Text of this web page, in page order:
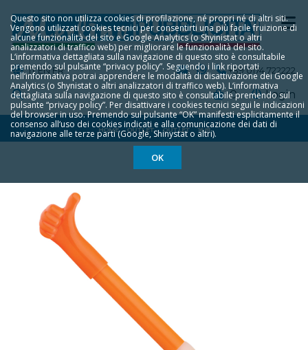
Questo sito non utilizza cookies di profilazione, né propri né di altri siti.
Vengono utilizzati cookies tecnici per consentirti una più facile fruizione di
alcune funzionalità del sito e Google Analytics (o Shyinistat o altri
analizzatori di traffico web) per migliorare le funzionalità del sito.
L‘informativa dettagliata sulla navigazione di questo sito è consultabile
premendo sul pulsante “privacy policy”. Seguendo i link riportati
nell‘informativa potrai apprendere le modalità di disattivazione dei Google
Analytics (o Shynistat o altri analizzatori di traffico web). L‘informativa
dettagliata sulla navigazione di questo sito è consultabile premendo sul
pulsante “privacy policy”. Per disattivare i cookies tecnici segui le indicazioni
del browser in uso. Premendo sul pulsante “OK” manifesti esplicitamente il
consenso all‘uso dei cookies indicati e alla comunicazione dei dati di
navigazione alle terze parti (Google, Shinystat o altri).
OK
IT EN FR +39 0174 722222
Login
0
HOME OUTLET OUTLET 1681